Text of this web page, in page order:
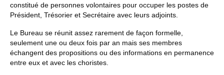
constitué de personnes volontaires pour occuper les postes de
Président, Trésorier et Secrétaire avec leurs adjoints.
Le Bureau se réunit assez rarement de façon formelle,
seulement une ou deux fois par an mais ses membres
échangent des propositions ou des informations en permanence
entre eux et avec les choristes.